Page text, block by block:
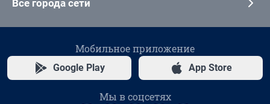
Все города сети
Мобильное приложение
Google Play App Store
Мы в соцсетях